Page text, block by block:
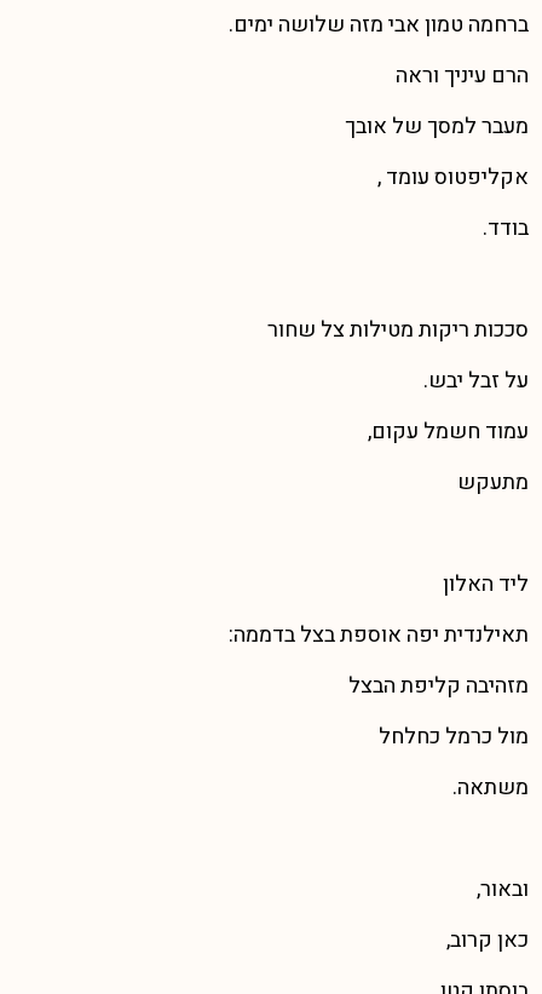
ברחמה טמון אבי מזה שלושה ימים.
הרם עיניך וראה
מעבר למסך של אובך
אקליפטוס עומד ,
בודד.
סככות ריקות מטילות צל שחור
על זבל יבש.
עמוד חשמל עקום,
מתעקש
ליד האלון
תאילנדית יפה אוספת בצל בדממה:
מזהיבה קליפת הבצל
מול כרמל כחלחל
משתאה.
ובאור,
כאן קרוב,